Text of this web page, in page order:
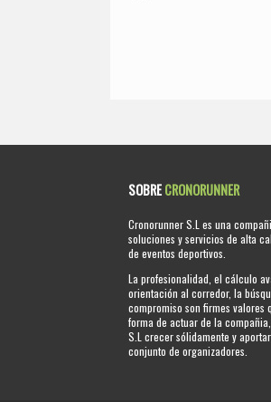
SOBRECRONORUNNER
Cronorunner S.L es una
soluciones y servicios de alta
de eventos deportivos.
La profesionalidad, el cálculo
orientación al corredor, la
compromiso son firmes valores
forma de actuar de la
S.L crecer sólidamente y
conjunto de organizadores.